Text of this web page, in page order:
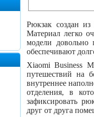
Рюкзак создан
Материал легко
модели довольно
обеспечивают
Xiaomi Business
путешествий на
внутреннее
отделения, в
зафиксировать
друг от друга